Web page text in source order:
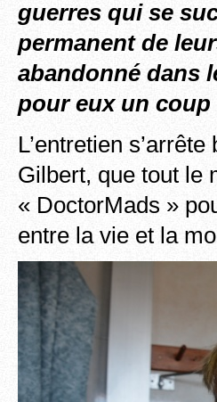
guerres qui se
permanent de
abandonné dans
pour eux un
L’entretien
Gilbert, que tout le
« DoctorMads »
entre la vie et la